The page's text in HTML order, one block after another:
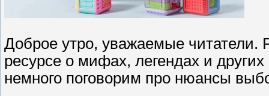
Доброе утро, уважаемые читатели.
ресурсе о мифах, легендах и
немного поговорим про нюансы